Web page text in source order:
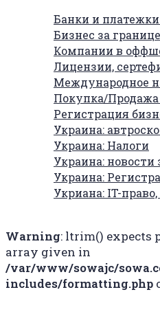
Банки и
Бизнес за
Компании в
Лицензии,
Международное
Покупка/Продажа
Регистрация
Украина:
Украина: Налоги
Украина: новости
Украина:
Укриана: IT-
Warning: ltrim() expects
array given in
/var/www/sowajc/
includes/formatting.php